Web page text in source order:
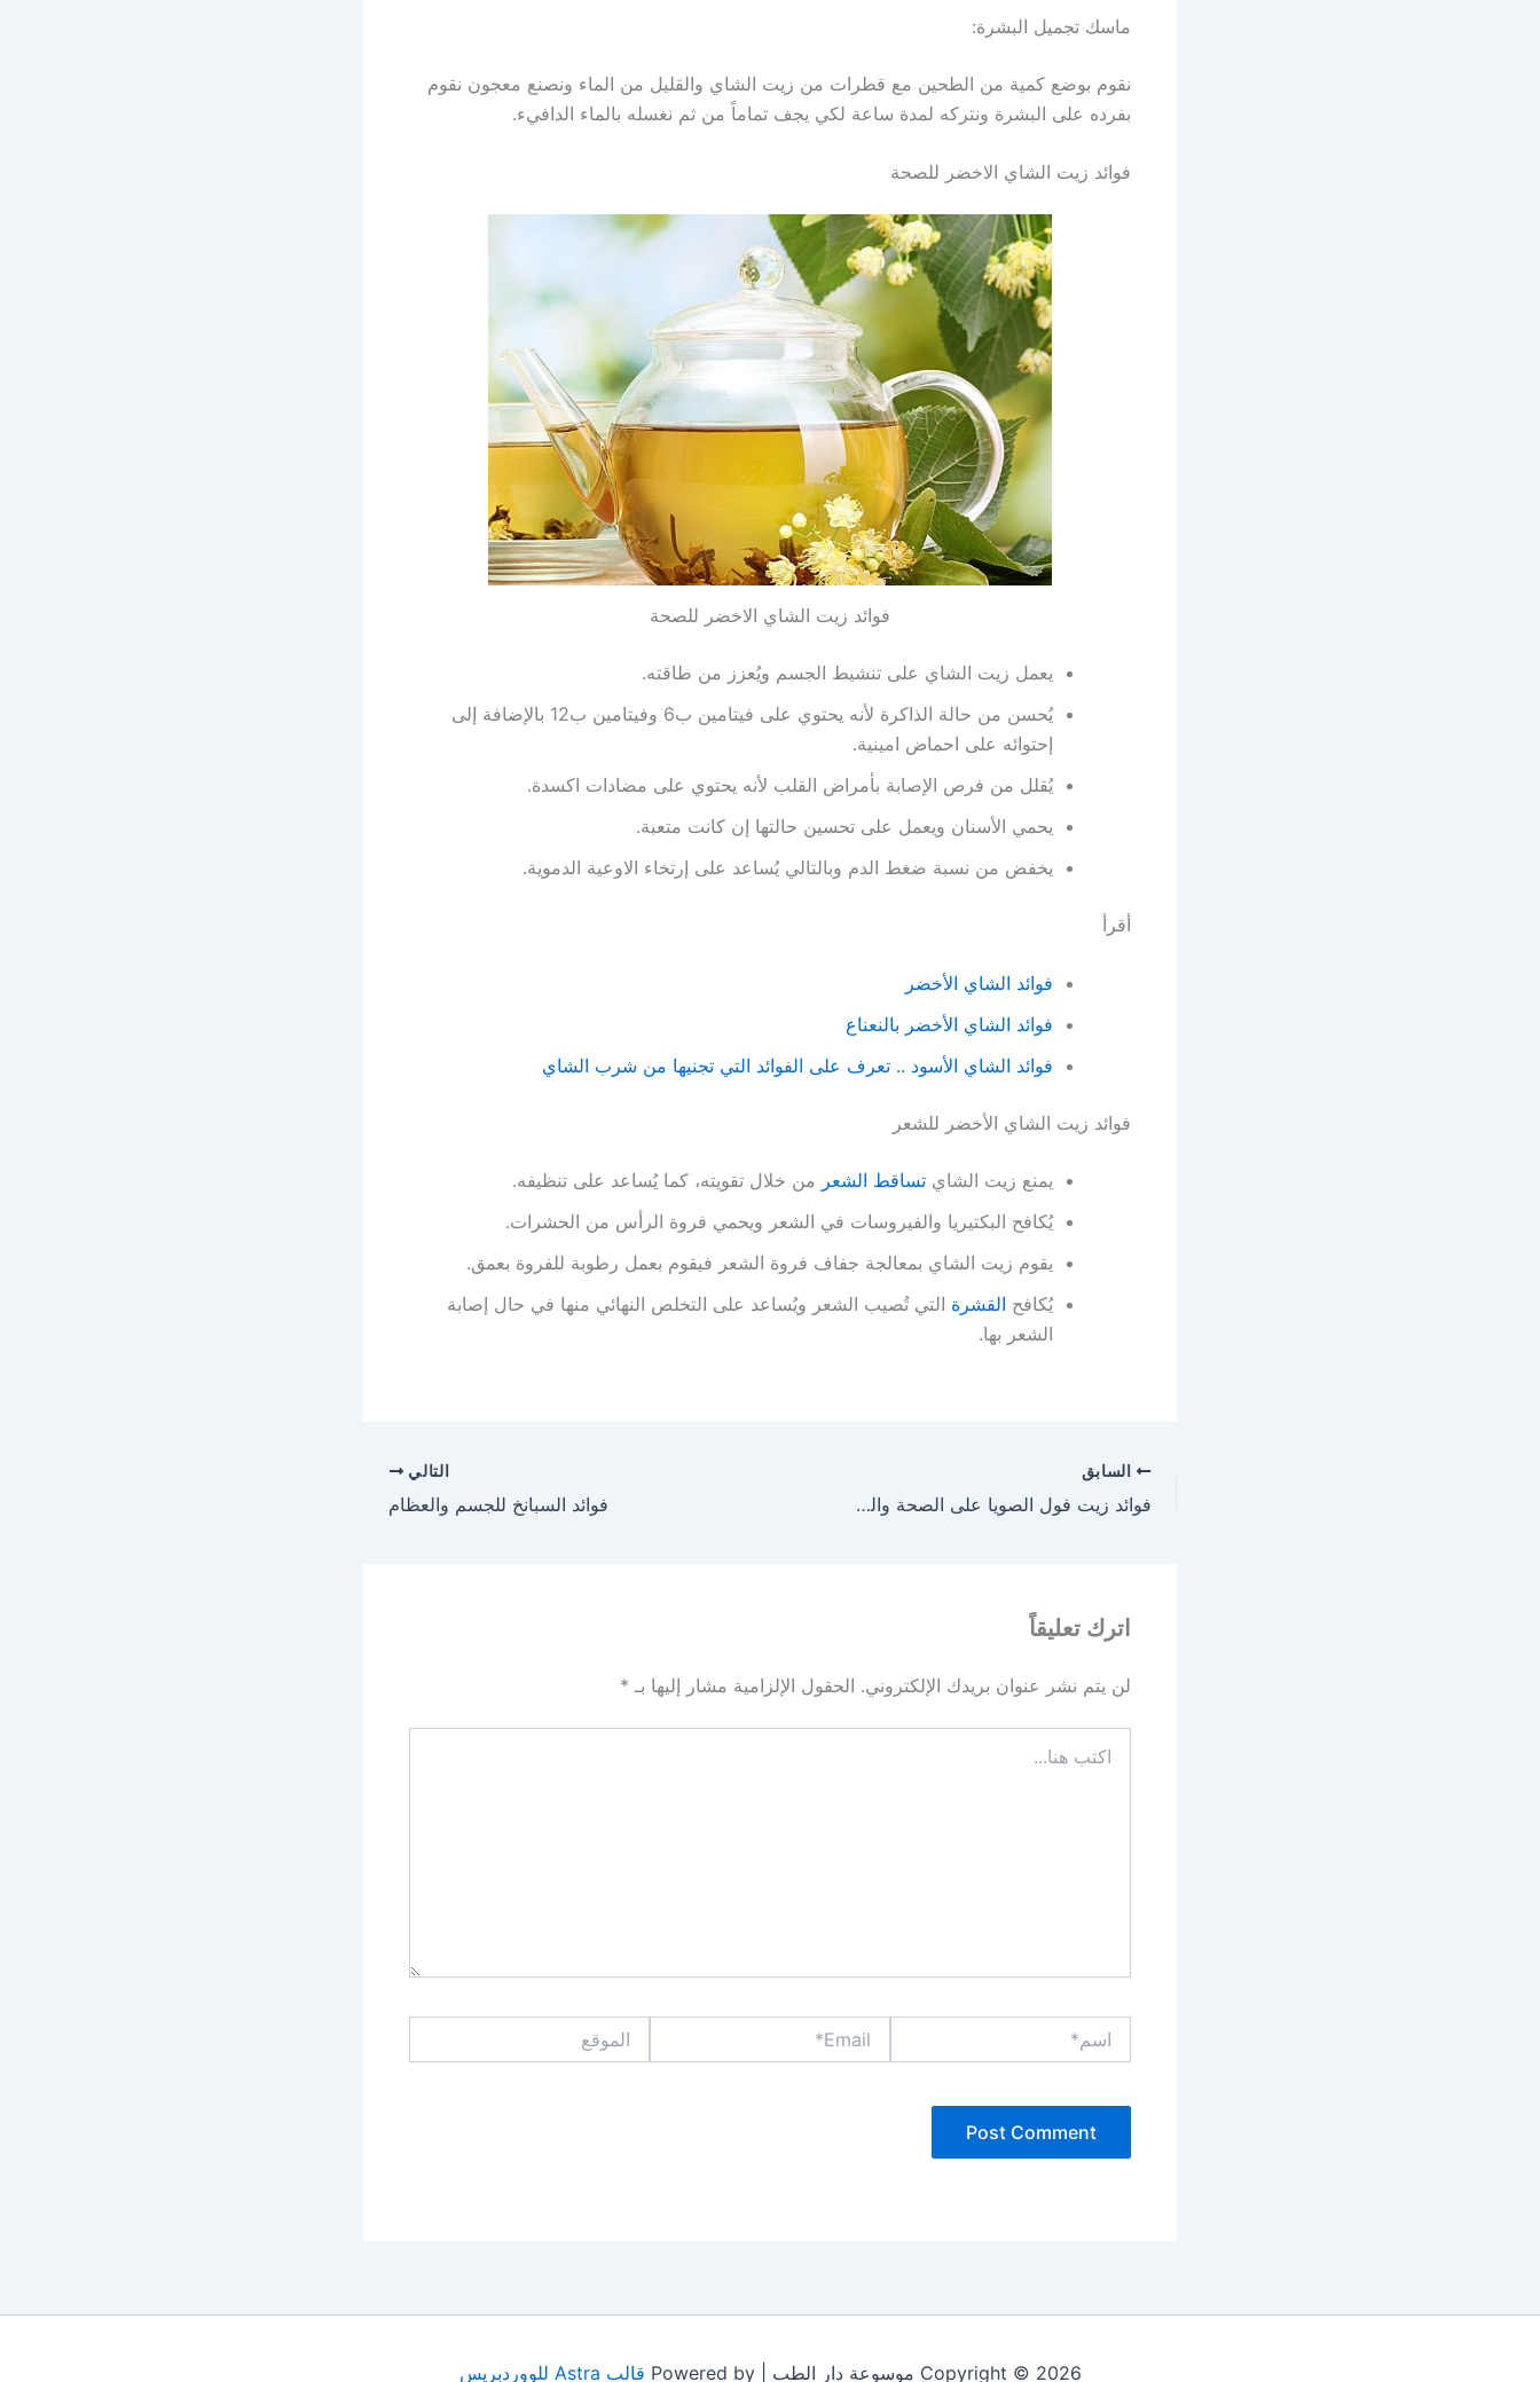
ماسك تجميل البشرة:
نقوم بوضع كمية من الطحين مع قطرات من زيت الشاي والقليل من الماء ونصنع معجون نقوم
بفرده على البشرة ونتركه لمدة ساعة لكي يجف تماماً من ثم نغسله بالماء الدافيء.
فوائد زيت الشاي الاخضر للصحة
فوائد زيت الشاي الاخضر للصحة
يعمل زيت الشاي على تنشيط الجسم ويُعزز من طاقته.
يُحسن من حالة الذاكرة لأنه يحتوي على فيتامين ب6 وفيتامين ب12 بالإضافة إلى
إحتوائه على احماض امينية.
يُقلل من فرص الإصابة بأمراض القلب لأنه يحتوي على مضادات اكسدة.
يحمي الأسنان ويعمل على تحسين حالتها إن كانت متعبة.
يخفض من نسبة ضغط الدم وبالتالي يُساعد على إرتخاء الاوعية الدموية.
أقرأ
فوائد الشاي الأخضر
فوائد الشاي الأخضر بالنعناع
فوائد الشاي الأسود .. تعرف على الفوائد التي تجنيها من شرب الشاي
فوائد زيت الشاي الأخضر للشعر
يمنع زيت الشاي تساقط الشعر من خلال تقويته، كما يُساعد على تنظيفه.
يُكافح البكتيريا والفيروسات في الشعر ويحمي فروة الرأس من الحشرات.
يقوم زيت الشاي بمعالجة جفاف فروة الشعر فيقوم بعمل رطوبة للفروة بعمق.
يُكافح القشرة التي تُصيب الشعر ويُساعد على التخلص النهائي منها في حال إصابة
الشعر بها.
السابق
فوائد زيت فول الصويا على الصحة والجسم
التالي
فوائد السبانخ للجسم والعظام
اترك تعليقاً
لن يتم نشر عنوان بريدك الإلكتروني. الحقول الإلزامية مشار إليها بـ *
هنا...
Copyright © 2026 موسوعة دار الطب | Powered by قالب Astra للووردبريس